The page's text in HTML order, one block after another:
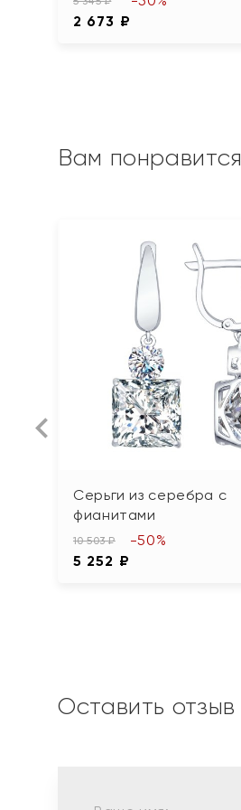
2 673 ₽
Вам понравится
Серьги из серебра с
фианитами
10 503 ₽
5 252 ₽
-50%
Оставить отзыв